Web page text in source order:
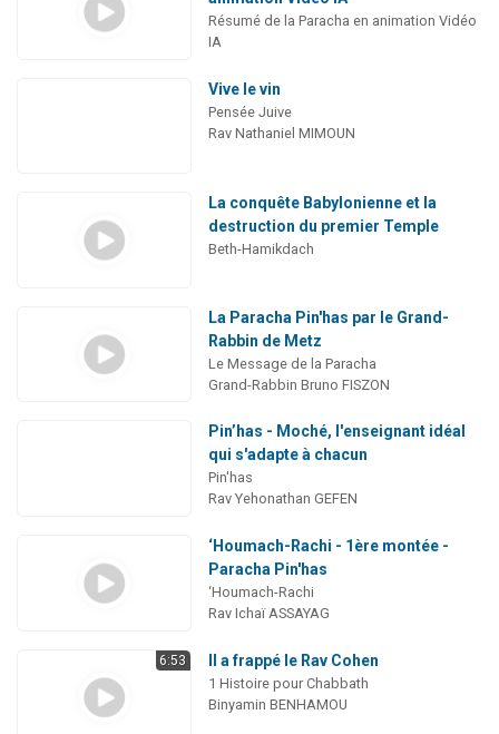
Résumé de la Paracha en animation Vidéo
IA
Vive le vin
Pensée Juive
Rav Nathaniel MIMOUN
La conquête Babylonienne et la
destruction du premier Temple
Beth-Hamikdach
La Paracha Pin'has par le Grand-
Rabbin de Metz
Le Message de la Paracha
Grand-Rabbin Bruno FISZON
Pin’has - Moché, l'enseignant idéal
qui s'adapte à chacun
Pin'has
Rav Yehonathan GEFEN
‘Houmach-Rachi - 1ère montée -
Paracha Pin'has
‘Houmach-Rachi
Rav Ichaï ASSAYAG
6:53 Il a frappé le Rav Cohen
1 Histoire pour Chabbath
Binyamin BENHAMOU